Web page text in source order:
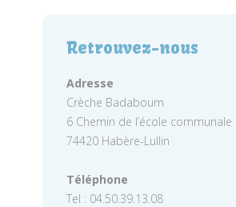
Retrouvez-nous
Adresse
Crèche Badaboum
6 Chemin de l’école communale
74420 Habère-Lullin
Téléphone
Tel : 04.50.39.13.08